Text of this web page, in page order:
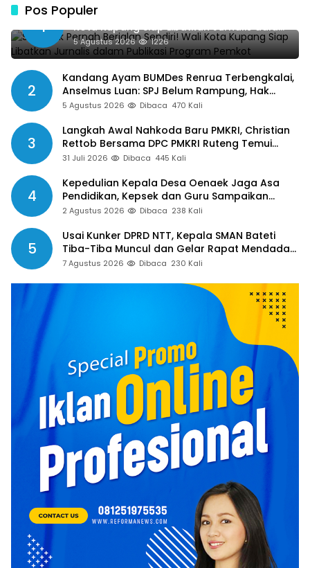
Pos Populer
1
SMSI Tak Pernah Berjalan Sendiri! Wali
Kota Kupang Siap Libatkan Jurnalis dalam
Publikasi Program Pemkot
5 Agustus 2026 1226
2
Kandang Ayam BUMDes Renrua Terbengkalai,
Anselmus Luan: SPJ Belum Rampung, Hak
Aparat Desa Sejak Januari Belum Dibayar
5 Agustus 2026 Dibaca 470 Kali
3
Langkah Awal Nahkoda Baru PMKRI, Christian
Rettob Bersama DPC PMKRI Ruteng Temui
Bupati Manggarai Perkuat Kolaborasi Masa
31 Juli 2026 Dibaca 445 Kali
4
Kepedulian Kepala Desa Oenaek Jaga Asa
Pendidikan, Kepsek dan Guru Sampaikan
Apresiasi
2 Agustus 2026 Dibaca 238 Kali
5
Usai Kunker DPRD NTT, Kepala SMAN Bateti
Tiba-Tiba Muncul dan Gelar Rapat Mendadak,
Guru Pertanyakan Hak 15 Persen yang Belum
7 Agustus 2026 Dibaca 230 Kali